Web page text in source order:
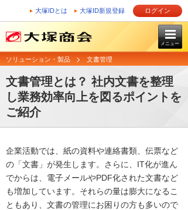
大塚IDとは 大塚ID新規登録 ログイン
メニュー
ソリューション・製品 文書管理
文書管理とは？ 社内文書を整理
し業務効率向上を図るポイントを
ご紹介
企業活動では、紙の資料や連絡書類、伝票など
の「文書」が発生します。さらに、IT化が進ん
でからは、電子メールやPDF化された文書など
も増加しています。それらの量は膨大になるこ
ともあり、文書の管理にお困りの方も多いので